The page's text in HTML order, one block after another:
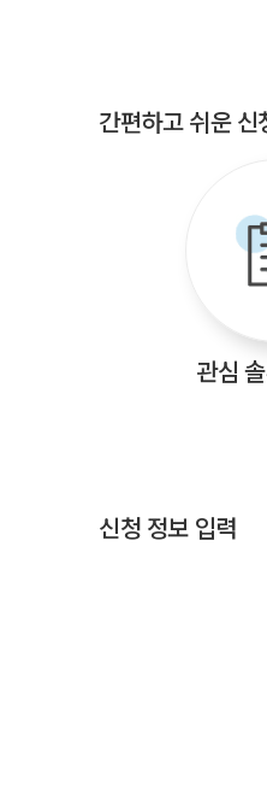
간편하고 쉬운 신
관심
신청 정보 입력